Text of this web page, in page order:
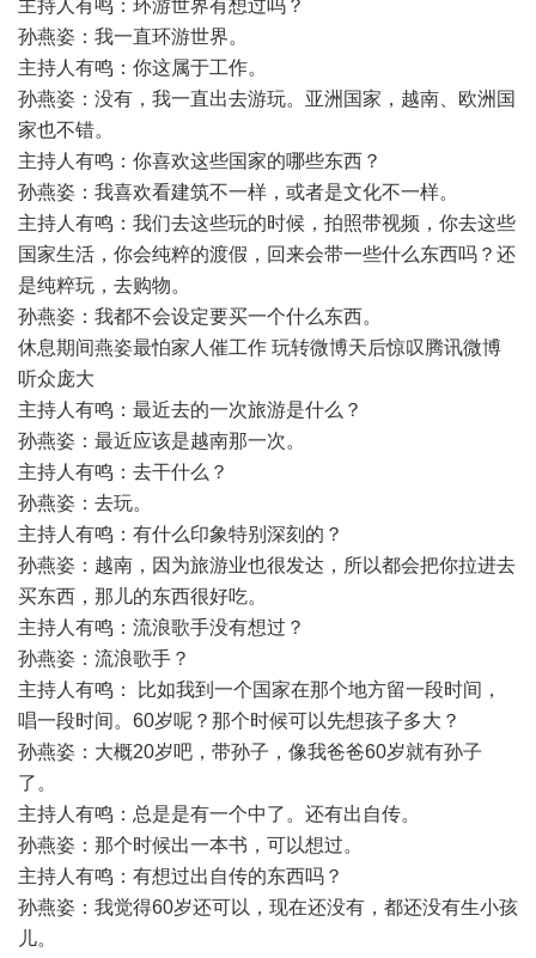
主持人有鸣：环游世界有想过吗？
孙燕姿：我一直环游世界。
主持人有鸣：你这属于工作。
孙燕姿：没有，我一直出去游玩。亚洲国家，越南、欧洲国
家也不错。
主持人有鸣：你喜欢这些国家的哪些东西？
孙燕姿：我喜欢看建筑不一样，或者是文化不一样。
主持人有鸣：我们去这些玩的时候，拍照带视频，你去这些
国家生活，你会纯粹的渡假，回来会带一些什么东西吗？还
是纯粹玩，去购物。
孙燕姿：我都不会设定要买一个什么东西。
休息期间燕姿最怕家人催工作 玩转微博天后惊叹腾讯微博
听众庞大
主持人有鸣：最近去的一次旅游是什么？
孙燕姿：最近应该是越南那一次。
主持人有鸣：去干什么？
孙燕姿：去玩。
主持人有鸣：有什么印象特别深刻的？
孙燕姿：越南，因为旅游业也很发达，所以都会把你拉进去
买东西，那儿的东西很好吃。
主持人有鸣：流浪歌手没有想过？
孙燕姿：流浪歌手？
主持人有鸣： 比如我到一个国家在那个地方留一段时间，
唱一段时间。60岁呢？那个时候可以先想孩子多大？
孙燕姿：大概20岁吧，带孙子，像我爸爸60岁就有孙子
了。
主持人有鸣：总是是有一个中了。还有出自传。
孙燕姿：那个时候出一本书，可以想过。
主持人有鸣：有想过出自传的东西吗？
孙燕姿：我觉得60岁还可以，现在还没有，都还没有生小孩
儿。